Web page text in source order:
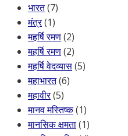
भारत(7)
मंत्र(1)
महर्षि रमण(2)
महर्षि रमण(2)
महर्षि वेदव्यास(5)
महाभारत(6)
महावीर(5)
मानव मस्तिष्क(1)
मानसिक क्षमता(1)